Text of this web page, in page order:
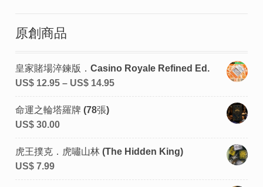
原創商品
皇家賭場淬鍊版．Casino Royale Refined Ed.
US$12.95– US$14.95
命運之輪塔羅牌 (78張)
US$30.00
虎王撲克．虎嘯山林 (The Hidden King)
US$7.99